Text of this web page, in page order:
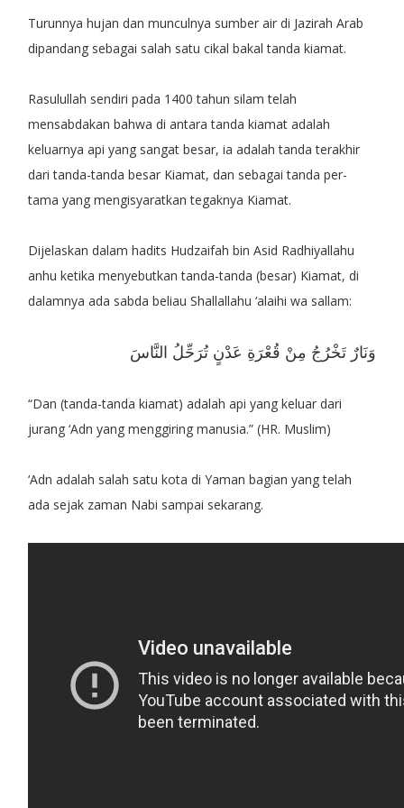
Turunnya hujan dan munculnya sumber air di Jazirah Arab
dipandang sebagai salah satu cikal bakal tanda kiamat.
Rasulullah sendiri pada 1400 tahun silam telah
mensabdakan bahwa di antara tanda kiamat adalah
keluarnya api yang sangat besar, ia adalah tanda terakhir
dari tanda-tanda besar Kiamat, dan sebagai tanda per-
tama yang mengisyaratkan tegaknya Kiamat.
Dijelaskan dalam hadits Hudzaifah bin Asid Radhiyallahu
anhu ketika menyebutkan tanda-tanda (besar) Kiamat, di
dalamnya ada sabda beliau Shallallahu ‘alaihi wa sallam:
وَنَارٌ تَخْرُجُ مِنْ قُعْرَةِ عَدْنٍ تُرَحِّلُ النَّاسَ
“Dan (tanda-tanda kiamat) adalah api yang keluar dari
jurang ‘Adn yang menggiring manusia.” (HR. Muslim)
‘Adn adalah salah satu kota di Yaman bagian yang telah
ada sejak zaman Nabi sampai sekarang.